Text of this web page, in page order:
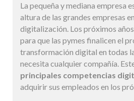
La pequeña y mediana empresa
altura de las grandes empresas
digitalización. Los próximos
para que las pymes finalicen el
transformación digital en todas
necesita cualquier compañía.
principales competencias
adquirir sus empleados en los